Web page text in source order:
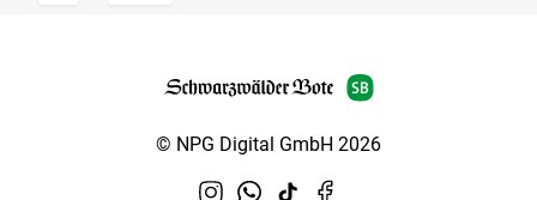
© NPG Digital GmbH 2026